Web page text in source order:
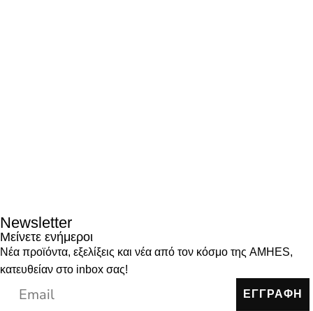
Newsletter
Μείνετε ενήμεροι
Νέα προϊόντα, εξελίξεις και νέα από τον κόσμο της AMHES,
κατευθείαν στο inbox σας!
ΕΓΓΡΑΦΗ